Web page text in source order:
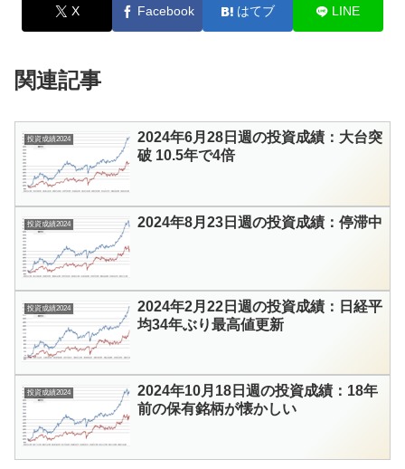
X Facebook はてブ LINE
関連記事
投資成績2024
2024年6月28日週の投資成績：大台突
破 10.5年で4倍
投資成績2024 2024年8月23日週の投資成績：停滞中
投資成績2024
2024年2月22日週の投資成績：日経平
均34年ぶり最高値更新
投資成績2024
2024年10月18日週の投資成績：18年
前の保有銘柄が懐かしい